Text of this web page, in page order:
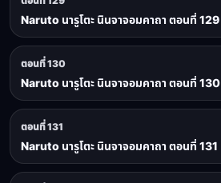
Naruto นารูโตะ นินจาจอมคาถา ตอนที่ 129
ตอนที่ 130
Naruto นารูโตะ นินจาจอมคาถา ตอนที่ 130
ตอนที่ 131
Naruto นารูโตะ นินจาจอมคาถา ตอนที่ 131